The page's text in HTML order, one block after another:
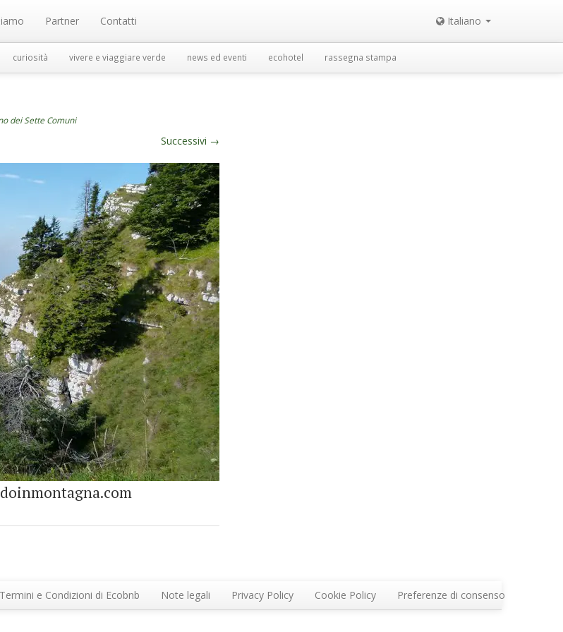
Partner Contatti Italiano
curiosità vivere e viaggiare verde news ed eventi ecohotel rassegna stampa
dei Sette Comuni
Successivi →
Termini e Condizioni di Ecobnb Note legali Privacy Policy Cookie Policy Preferenze di consenso